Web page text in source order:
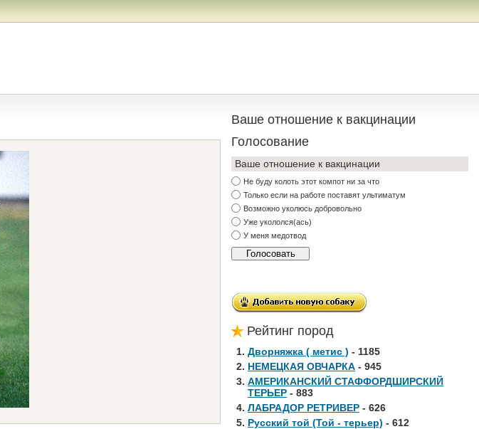
Ваше отношение к вакцинации
Голосование
Ваше отношение к вакцинации
Не буду колоть этот компот ни за что
Только если на работе поставят ультиматум
Возможно уколюсь добровольно
Уже укололся(ась)
У меня медотвод
Рейтинг пород
Дворняжка ( метис ) - 1185
НЕМЕЦКАЯ ОВЧАРКА -945
АМЕРИКАНСКИЙ СТАФФОРДШИРСКИЙ
ТЕРЬЕР -883
ЛАБРАДОР РЕТРИВЕР -626
Русский той (Той - терьер) -612